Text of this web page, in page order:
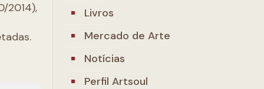
2014),
Livros
Mercado de Arte
Notícias
Perfil Artsoul